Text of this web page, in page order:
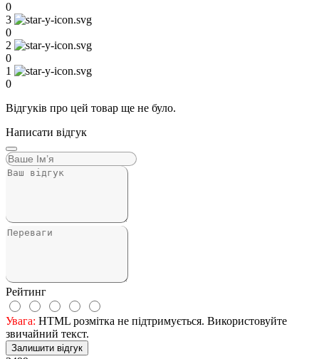
0
3
0
2
0
1
0
Відгуків про цей товар ще не було.
Написати відгук
Рейтинг
Увага: HTML розмітка не підтримується. Використовуйте
звичайний текст.
Залишити відгук